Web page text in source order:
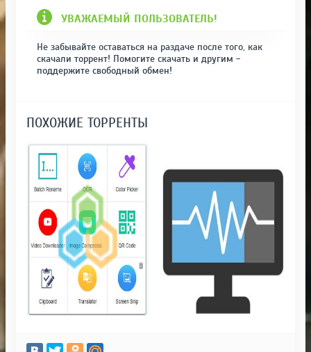
УВАЖАЕМЫЙ ПОЛЬЗОВАТЕЛЬ!
Не забывайте оставаться на раздаче после того, как
скачали торрент! Помогите скачать и другим -
поддержите свободный обмен!
ПОХОЖИЕ ТОРРЕНТЫ